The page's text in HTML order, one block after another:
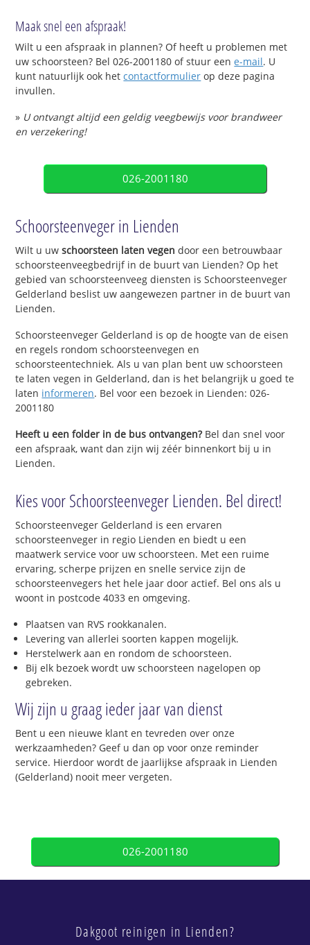
Maak snel een afspraak!
Wilt u een afspraak in plannen? Of heeft u problemen met
uw schoorsteen? Bel 026-2001180 of stuur eene-mail. U
kunt natuurlijk ook hetcontactformulier op deze pagina
invullen.
» U ontvangt altijd een geldig veegbewijs voor brandweer
en verzekering!
026-2001180
Schoorsteenveger in Lienden
Wilt u uwschoorsteen laten vegen door een betrouwbaar
schoorsteenveegbedrijf in de buurt van Lienden? Op het
gebied van schoorsteenveeg diensten is Schoorsteenveger
Gelderland beslist uw aangewezen partner in de buurt van
Lienden.
Schoorsteenveger Gelderland is op de hoogte van de eisen
en regels rondom schoorsteenvegen en
schoorsteentechniek. Als u van plan bent uw schoorsteen
te laten vegen in Gelderland, dan is het belangrijk u goed te
laten informeren. Bel voor een bezoek in Lienden: 026-
2001180
Heeft u een folder in de bus ontvangen?Bel dan snel voor
een afspraak, want dan zijn wij zéér binnenkort bij u in
Lienden.
Kies voor Schoorsteenveger Lienden. Bel direct!
Schoorsteenveger Gelderland is een ervaren
schoorsteenveger in regio Lienden en biedt u een
maatwerk service voor uw schoorsteen. Met een ruime
ervaring, scherpe prijzen en snelle service zijn de
schoorsteenvegers het hele jaar door actief. Bel ons als u
woont in postcode 4033 en omgeving.
Plaatsen van RVS rookkanalen.
Levering van allerlei soorten kappen mogelijk.
Herstelwerk aan en rondom de schoorsteen.
Bij elk bezoek wordt uw schoorsteen nagelopen op
gebreken.
Wij zijn u graag ieder jaar van dienst
Bent u een nieuwe klant en tevreden over onze
werkzaamheden? Geef u dan op voor onze reminder
service. Hierdoor wordt de jaarlijkse afspraak in Lienden
(Gelderland) nooit meer vergeten.
026-2001180
Dakgoot reinigen in Lienden?